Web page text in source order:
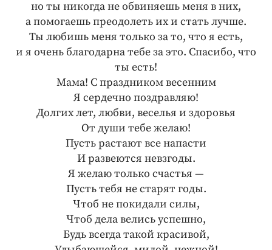
но ты никогда не обвиняешь меня в них,
а помогаешь преодолеть их и стать лучше.
Ты любишь меня только за то, что я есть,
и я очень благодарна тебе за это. Спасибо, что
ты есть!
Мама! С праздником весенним
Я сердечно поздравляю!
Долгих лет, любви, веселья и здоровья
От души тебе желаю!
Пусть растают все напасти
И развеются невзгоды.
Я желаю только счастья —
Пусть тебя не старят годы.
Чтоб не покидали силы,
Чтоб дела велись успешно,
Будь всегда такой красивой,